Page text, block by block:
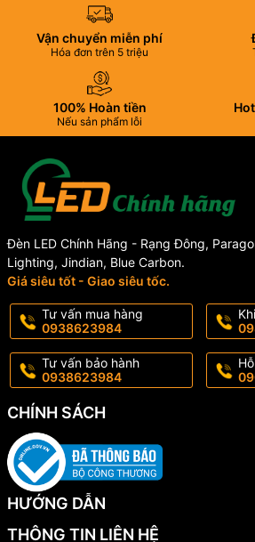
Vận chuyển miễn phí
Hóa đơn trên 5 triệu
100% Hoàn tiền
Nếu sản phẩm lỗi
Đèn LED Chính Hãng - Rạng Đông,
Lighting, Jindian, Blue Carbon.
Giá siêu tốt - Giao siêu tốc.
Tư vấn mua hàng
0938623984
Tư vấn bảo hành
0938623984
CHÍNH SÁCH
HƯỚNG DẪN
THÔNG TIN LIÊN HỆ